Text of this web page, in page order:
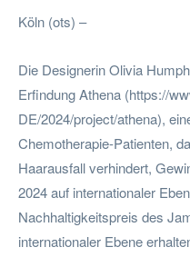
Köln (ots) –
Die Designerin Olivia
Erfindung Athena (https://
DE/2024/project/athena),
Chemotherapie-Patienten,
Haarausfall verhindert,
2024 auf internationaler
Nachhaltigkeitspreis des
internationaler Ebene